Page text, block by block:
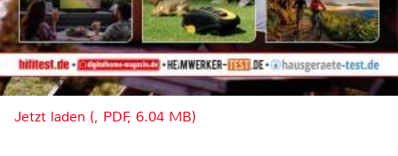
Jetzt laden (, PDF, 6.04 MB)